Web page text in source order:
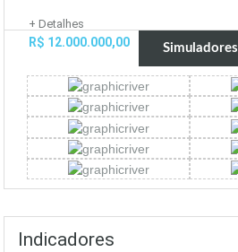
+ Detalhes
R$ 12.000.000,00 Simuladores
Indicadores